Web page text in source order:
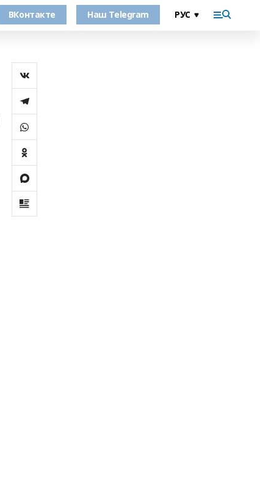
ВКонтакте Наш Telegram